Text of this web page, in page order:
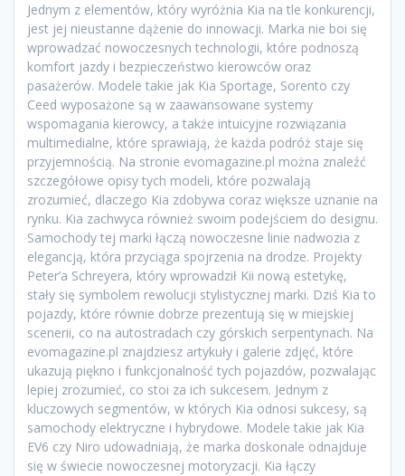
Jednym z elementów, który wyróżnia Kia na tle konkurencji,
jest jej nieustanne dążenie do innowacji. Marka nie boi się
wprowadzać nowoczesnych technologii, które podnoszą
komfort jazdy i bezpieczeństwo kierowców oraz
pasażerów. Modele takie jak Kia Sportage, Sorento czy
Ceed wyposażone są w zaawansowane systemy
wspomagania kierowcy, a także intuicyjne rozwiązania
multimedialne, które sprawiają, że każda podróż staje się
przyjemnością. Na stronie evomagazine.pl można znaleźć
szczegółowe opisy tych modeli, które pozwalają
zrozumieć, dlaczego Kia zdobywa coraz większe uznanie na
rynku. Kia zachwyca również swoim podejściem do designu.
Samochody tej marki łączą nowoczesne linie nadwozia z
elegancją, która przyciąga spojrzenia na drodze. Projekty
Peter’a Schreyera, który wprowadził Kii nową estetykę,
stały się symbolem rewolucji stylistycznej marki. Dziś Kia to
pojazdy, które równie dobrze prezentują się w miejskiej
scenerii, co na autostradach czy górskich serpentynach. Na
evomagazine.pl znajdziesz artykuły i galerie zdjęć, które
ukazują piękno i funkcjonalność tych pojazdów, pozwalając
lepiej zrozumieć, co stoi za ich sukcesem. Jednym z
kluczowych segmentów, w których Kia odnosi sukcesy, są
samochody elektryczne i hybrydowe. Modele takie jak Kia
EV6 czy Niro udowadniają, że marka doskonale odnajduje
się w świecie nowoczesnej motoryzacji. Kia łączy